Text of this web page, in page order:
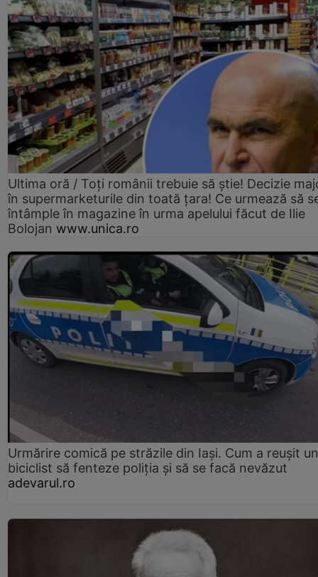
Ultima oră / Toți românii trebuie să știe! Decizie
în supermarketurile din toată țara! Ce urmează să
întâmple în magazine în urma apelului făcut de Ilie
Bolojan www.unica.ro
Urmărire comică pe străzile din Iași. Cum a reușit un
biciclist să fenteze poliția și să se facă nevăzut
adevarul.ro